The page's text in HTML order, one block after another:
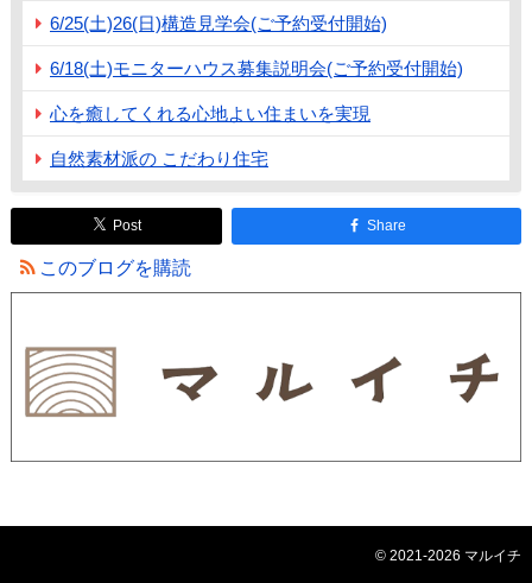
6/25(土)26(日)構造見学会(ご予約受付開始)
6/18(土)モニターハウス募集説明会(ご予約受付開始)
心を癒してくれる心地よい住まいを実現
自然素材派の こだわり住宅
Post Share
このブログを購読
© 2021-2026 マルイチ